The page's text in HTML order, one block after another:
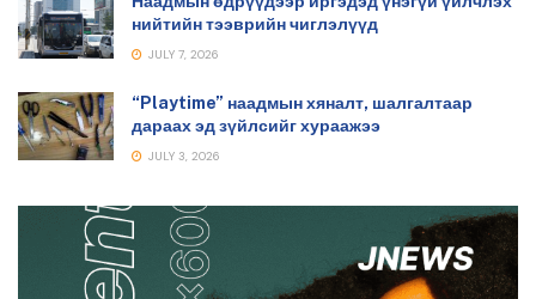
нийтийн тээврийн чиглэлүүд
JULY 7, 2026
“Playtime” наадмын хяналт, шалгалтаар
дараах эд зүйлсийг хураажээ
JULY 3, 2026